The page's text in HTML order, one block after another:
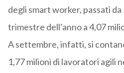
degli smart worker, passati
trimestre dell’anno a 4,07
A settembre, infatti, si
1,77 milioni di lavoratori agili